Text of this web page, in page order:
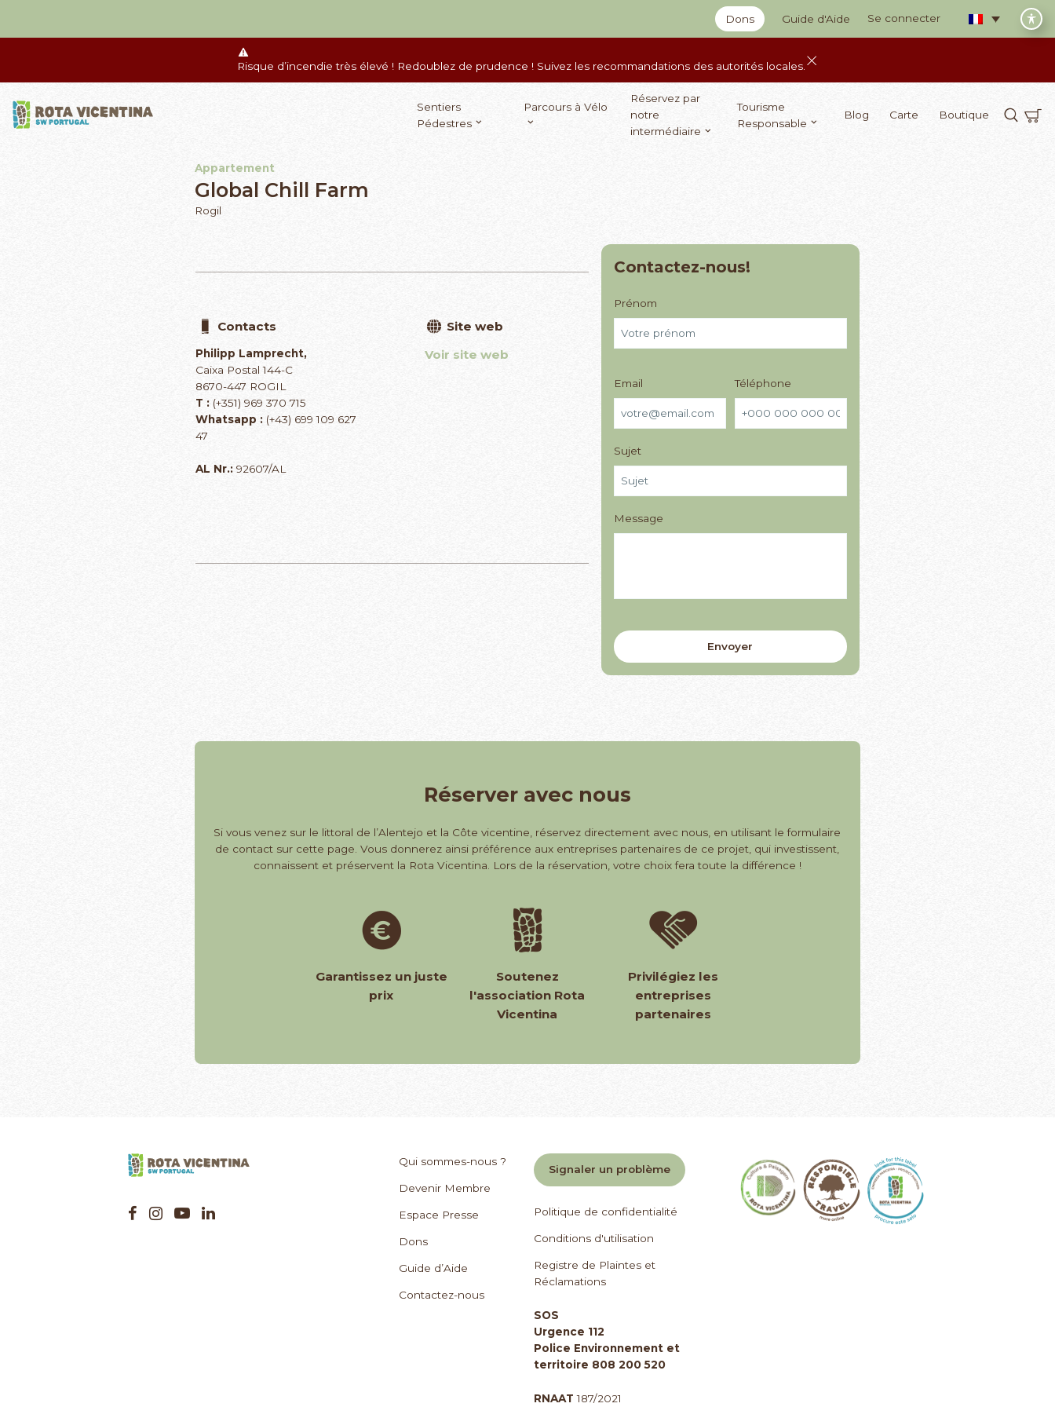
Dons Guide d'Aide Se connecter
Risque d’incendie très élevé ! Redoublez de prudence ! Suivez les recommandations des autorités locales.
Sentiers
Pédestres
Parcours à Vélo
Réservez par
notre
intermédiaire
Tourisme
Responsable
Blog Carte Boutique
Appartement
Global Chill Farm
Rogil
Contacts
Philipp Lamprecht,
Caixa Postal 144-C
8670-447 ROGIL
T : (+351) 969 370 715
Whatsapp : (+43) 699 109 627
47
AL Nr.: 92607/AL
Site web
Voir site web
Contactez-nous!
Prénom
Email Téléphone
Sujet
Message
Réserver avec nous
Si vous venez sur le littoral de l’Alentejo et la Côte vicentine, réservez directement avec nous, en utilisant le formulaire
de contact sur cette page. Vous donnerez ainsi préférence aux entreprises partenaires de ce projet, qui investissent,
connaissent et préservent la Rota Vicentina. Lors de la réservation, votre choix fera toute la différence !
Garantissez un juste
prix
Soutenez
l'association Rota
Vicentina
Privilégiez les
entreprises
partenaires
Qui sommes-nous ?
Devenir Membre
Espace Presse
Dons
Guide d’Aide
Contactez-nous
Signaler un problème
Politique de confidentialité
Conditions d'utilisation
Registre de Plaintes et
Réclamations
SOS
Urgence 112
Police Environnement et
territoire 808 200 520
RNAAT 187/2021